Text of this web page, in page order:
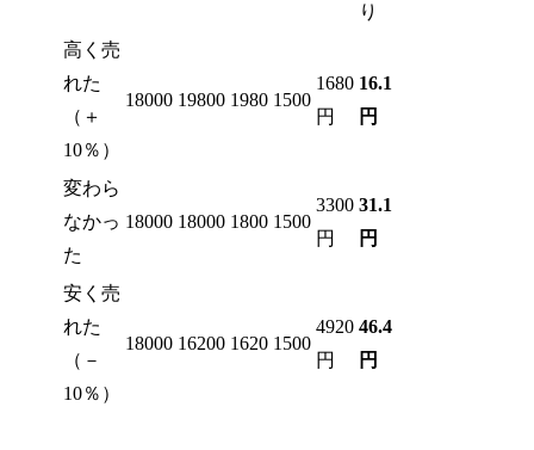
り
高く売
れた
（＋
10％）
18000 19800 1980 1500
1680
円
16.1
円
変わら
なかっ
た
18000 18000 1800 1500
3300
円
31.1
円
安く売
れた
（－
10％）
18000 16200 1620 1500
4920
円
46.4
円